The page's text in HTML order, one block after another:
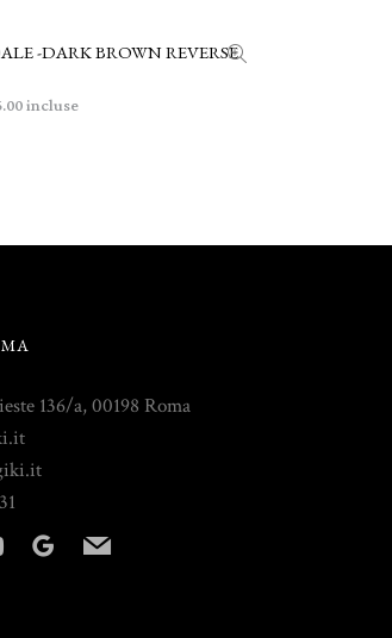
TUTTO
-DARK BROWN REVERSE
incluse
136/a, 00198 Roma
googleplus
mail